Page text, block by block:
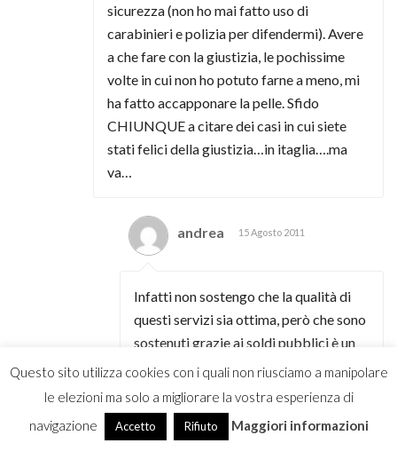
sicurezza (non ho mai fatto uso di
carabinieri e polizia per difendermi). Avere
a che fare con la giustizia, le pochissime
volte in cui non ho potuto farne a meno, mi
ha fatto accapponare la pelle. Sfido
CHIUNQUE a citare dei casi in cui siete
stati felici della giustizia…in itaglia….ma
va…
andrea 15 Agosto 2011
Infatti non sostengo che la qualità di
questi servizi sia ottima, però che sono
sostenuti grazie ai soldi pubblici è un
fatto innegabile, e se nessuno pagasse
le tasse, non è che le cose
migliorerebbero anzi…
E poi mi pare di capire che i libertari
Questo sito utilizza cookies con i quali non riusciamo a manipolare
le elezioni ma solo a migliorare la vostra esperienza di
navigazione
Accetto Rifiuto Maggiori informazioni